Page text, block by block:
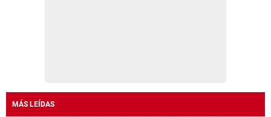
MÁS LEÍDAS